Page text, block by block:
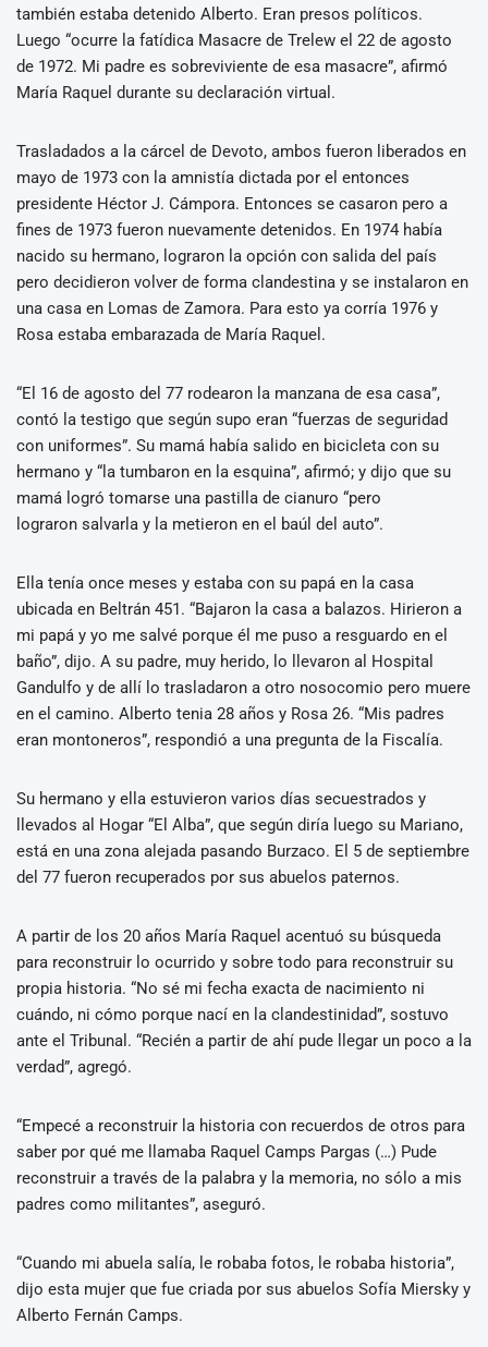
también estaba detenido Alberto. Eran presos políticos.
Luego “ocurre la fatídica Masacre de Trelew el 22 de agosto
de 1972. Mi padre es sobreviviente de esa masacre”, afirmó
María Raquel durante su declaración virtual.
Trasladados a la cárcel de Devoto, ambos fueron liberados en
mayo de 1973 con la amnistía dictada por el entonces
presidente Héctor J. Cámpora. Entonces se casaron pero a
fines de 1973 fueron nuevamente detenidos. En 1974 había
nacido su hermano, lograron la opción con salida del país
pero decidieron volver de forma clandestina y se instalaron en
una casa en Lomas de Zamora. Para esto ya corría 1976 y
Rosa estaba embarazada de María Raquel.
“El 16 de agosto del 77 rodearon la manzana de esa casa”,
contó la testigo que según supo eran “fuerzas de seguridad
con uniformes”. Su mamá había salido en bicicleta con su
hermano y “la tumbaron en la esquina”, afirmó; y dijo que su
mamá logró tomarse una pastilla de cianuro “pero
lograron salvarla y la metieron en el baúl del auto”.
Ella tenía once meses y estaba con su papá en la casa
ubicada en Beltrán 451. “Bajaron la casa a balazos. Hirieron a
mi papá y yo me salvé porque él me puso a resguardo en el
baño”, dijo. A su padre, muy herido, lo llevaron al Hospital
Gandulfo y de allí lo trasladaron a otro nosocomio pero muere
en el camino. Alberto tenia 28 años y Rosa 26. “Mis padres
eran montoneros”, respondió a una pregunta de la Fiscalía.
Su hermano y ella estuvieron varios días secuestrados y
llevados al Hogar “El Alba”, que según diría luego su Mariano,
está en una zona alejada pasando Burzaco. El 5 de septiembre
del 77 fueron recuperados por sus abuelos paternos.
A partir de los 20 años María Raquel acentuó su búsqueda
para reconstruir lo ocurrido y sobre todo para reconstruir su
propia historia. “No sé mi fecha exacta de nacimiento ni
cuándo, ni cómo porque nací en la clandestinidad”, sostuvo
ante el Tribunal. “Recién a partir de ahí pude llegar un poco a la
verdad”, agregó.
“Empecé a reconstruir la historia con recuerdos de otros para
saber por qué me llamaba Raquel Camps Pargas (…) Pude
reconstruir a través de la palabra y la memoria, no sólo a mis
padres como militantes”, aseguró.
“Cuando mi abuela salía, le robaba fotos, le robaba historia”,
dijo esta mujer que fue criada por sus abuelos Sofía Miersky y
Alberto Fernán Camps.